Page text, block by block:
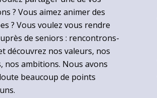
? Vous aimez animer des
? Vous voulez vous rendre
de seniors : rencontrons-
découvrez nos valeurs, nos
nos ambitions. Nous avons
beaucoup de points